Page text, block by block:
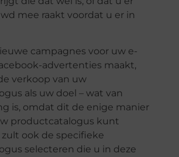
mee raakt voordat u er in
campagnes voor uw e-
advertenties maakt,
verkoop van uw
als uw doel – wat van
is, omdat dit de enige manier
productcatalogus kunt
ook de specifieke
selecteren die u in deze